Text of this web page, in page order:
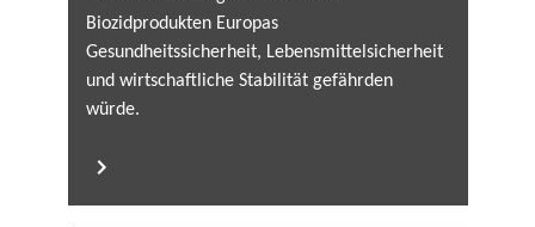
Biozidprodukten Europas
Gesundheitssicherheit, Lebensmittelsicherheit
und wirtschaftliche Stabilität gefährden
würde.